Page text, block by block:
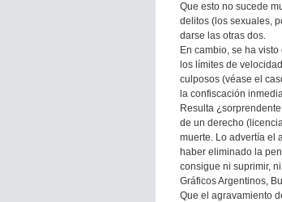
Que esto no sucede
delitos (los sexuales,
darse las otras dos.
En cambio, se ha
los límites de
culposos (véase el
la confiscación
Resulta
de un derecho
muerte. Lo advertía el
haber eliminado la
consigue ni suprimir,
Gráficos Argentinos,
Que el agravamiento